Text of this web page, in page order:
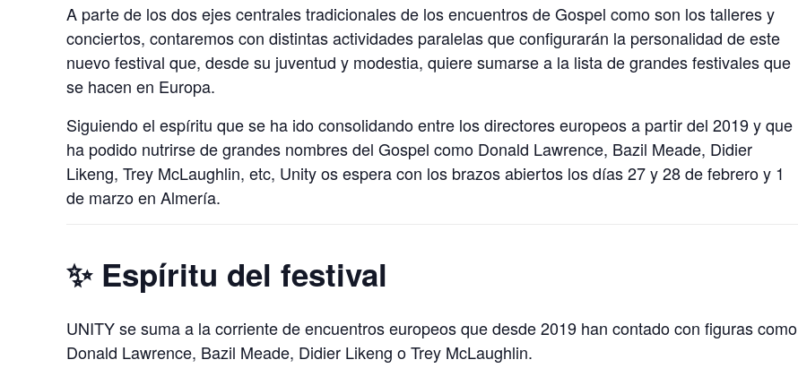
A parte de los dos ejes centrales tradicionales de los encuentros de Gospel como son los talleres y
conciertos, contaremos con distintas actividades paralelas que configurarán la personalidad de este
nuevo festival que, desde su juventud y modestia, quiere sumarse a la lista de grandes festivales que
se hacen en Europa.
Siguiendo el espíritu que se ha ido consolidando entre los directores europeos a partir del 2019 y que
ha podido nutrirse de grandes nombres del Gospel como Donald Lawrence, Bazil Meade, Didier
Likeng, Trey McLaughlin, etc, Unity os espera con los brazos abiertos los días 27 y 28 de febrero y 1
de marzo en Almería.
✨ Espíritu del festival
UNITY se suma a la corriente de encuentros europeos que desde 2019 han contado con figuras como
Donald Lawrence, Bazil Meade, Didier Likeng o Trey McLaughlin.